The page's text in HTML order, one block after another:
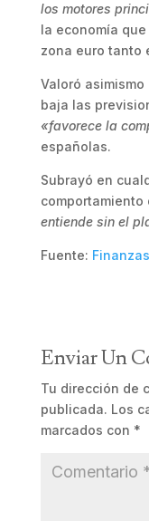
los motores
la economía
zona euro tanto
Valoró
baja las
«favorece la
españolas.
Subrayó en
comportamiento
entiende sin el
Fuente:
Enviar Un
Tu dirección de
publicada. Los
marcados con *